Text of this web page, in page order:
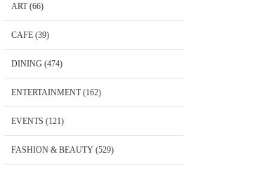
ART(66)
CAFE (39)
DINING (474)
ENTERTAINMENT(162)
EVENTS (121)
FASHION & BEAUTY (529)